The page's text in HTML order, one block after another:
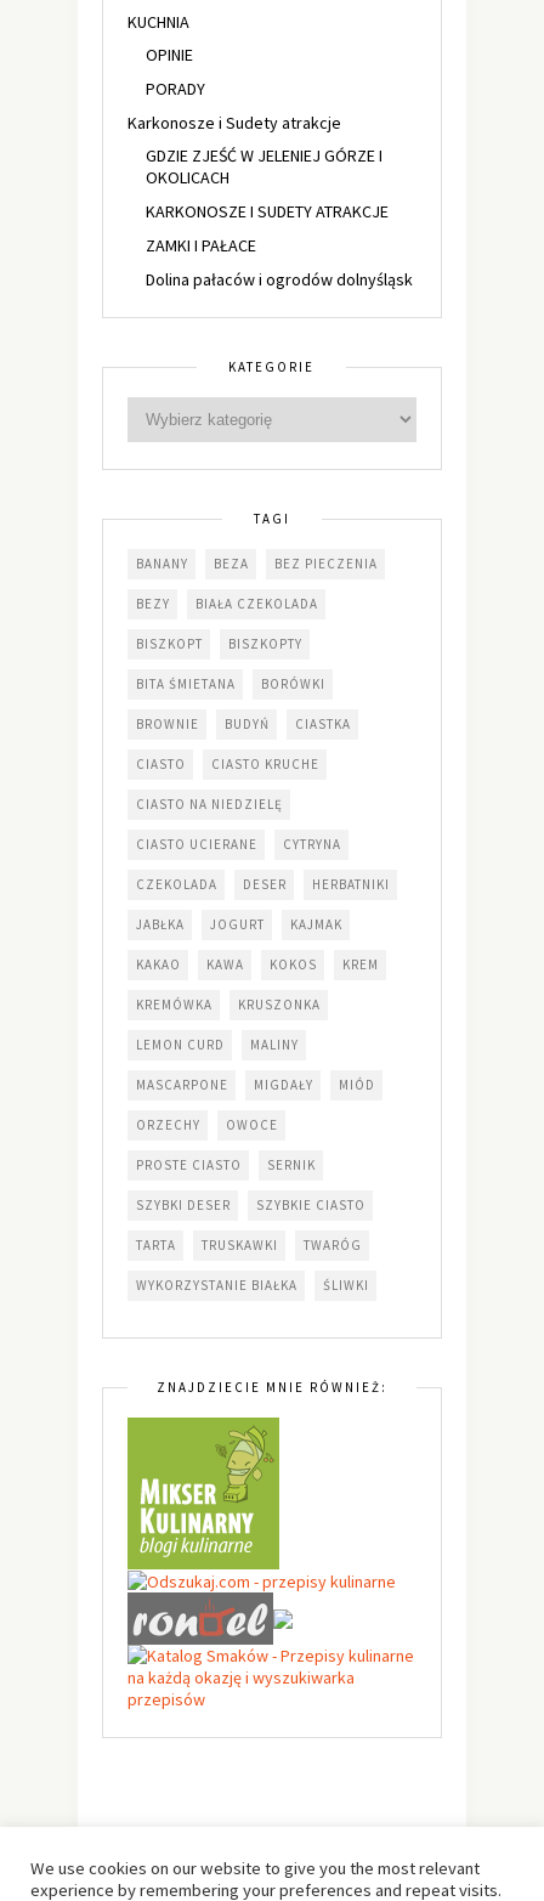
KUCHNIA
OPINIE
PORADY
Karkonosze i Sudety atrakcje
GDZIE ZJEŚĆ W JELENIEJ GÓRZE I
OKOLICACH
KARKONOSZE I SUDETY ATRAKCJE
ZAMKI I PAŁACE
Dolina pałaców i ogrodów dolnyśląsk
KATEGORIE
TAGI
BANANY BEZA BEZ PIECZENIA
BEZY BIAŁA CZEKOLADA
BISZKOPT BISZKOPTY
BITA ŚMIETANA BORÓWKI
BROWNIE BUDYŃ CIASTKA
CIASTO CIASTO KRUCHE
CIASTO NA NIEDZIELĘ
CIASTO UCIERANE CYTRYNA
CZEKOLADA DESER HERBATNIKI
JABŁKA JOGURT KAJMAK
KAKAO KAWA KOKOS KREM
KREMÓWKA KRUSZONKA
LEMON CURD MALINY
MASCARPONE MIGDAŁY MIÓD
ORZECHY OWOCE
PROSTE CIASTO SERNIK
SZYBKI DESER SZYBKIE CIASTO
TARTA TRUSKAWKI TWARÓG
WYKORZYSTANIE BIAŁKA ŚLIWKI
ZNAJDZIECIE MNIE RÓWNIEŻ:
We use cookies on our website to give you the most relevant
experience by remembering your preferences and repeat visits.